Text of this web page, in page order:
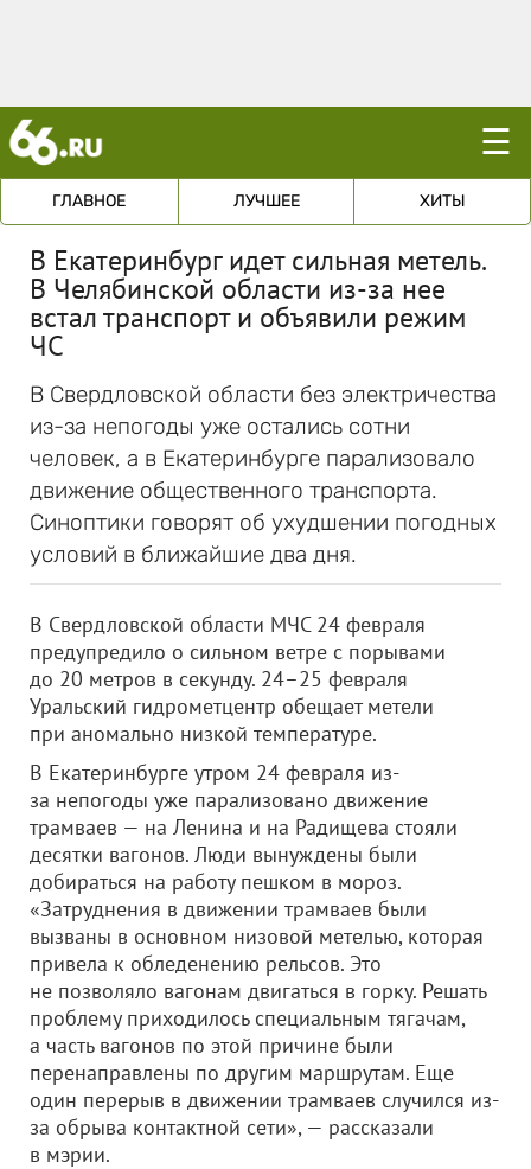
☰
ГЛАВНОЕ ЛУЧШЕЕ ХИТЫ
В Екатеринбург идет сильная метель.
В Челябинской области из-за нее
встал транспорт и объявили режим
ЧС
В Свердловской области без электричества
из-за непогоды уже остались сотни
человек, а в Екатеринбурге парализовало
движение общественного транспорта.
Синоптики говорят об ухудшении погодных
условий в ближайшие два дня.
В Свердловской области МЧС 24 февраля
предупредило о сильном ветре с порывами
до 20 метров в секунду. 24–25 февраля
Уральский гидрометцентр обещает метели
при аномально низкой температуре.
В Екатеринбурге утром 24 февраля из-
за непогоды уже парализовано движение
трамваев — на Ленина и на Радищева стояли
десятки вагонов. Люди вынуждены были
добираться на работу пешком в мороз.
«Затруднения в движении трамваев были
вызваны в основном низовой метелью, которая
привела к обледенению рельсов. Это
не позволяло вагонам двигаться в горку. Решать
проблему приходилось специальным тягачам,
а часть вагонов по этой причине были
перенаправлены по другим маршрутам. Еще
один перерыв в движении трамваев случился из-
за обрыва контактной сети», — рассказали
в мэрии.